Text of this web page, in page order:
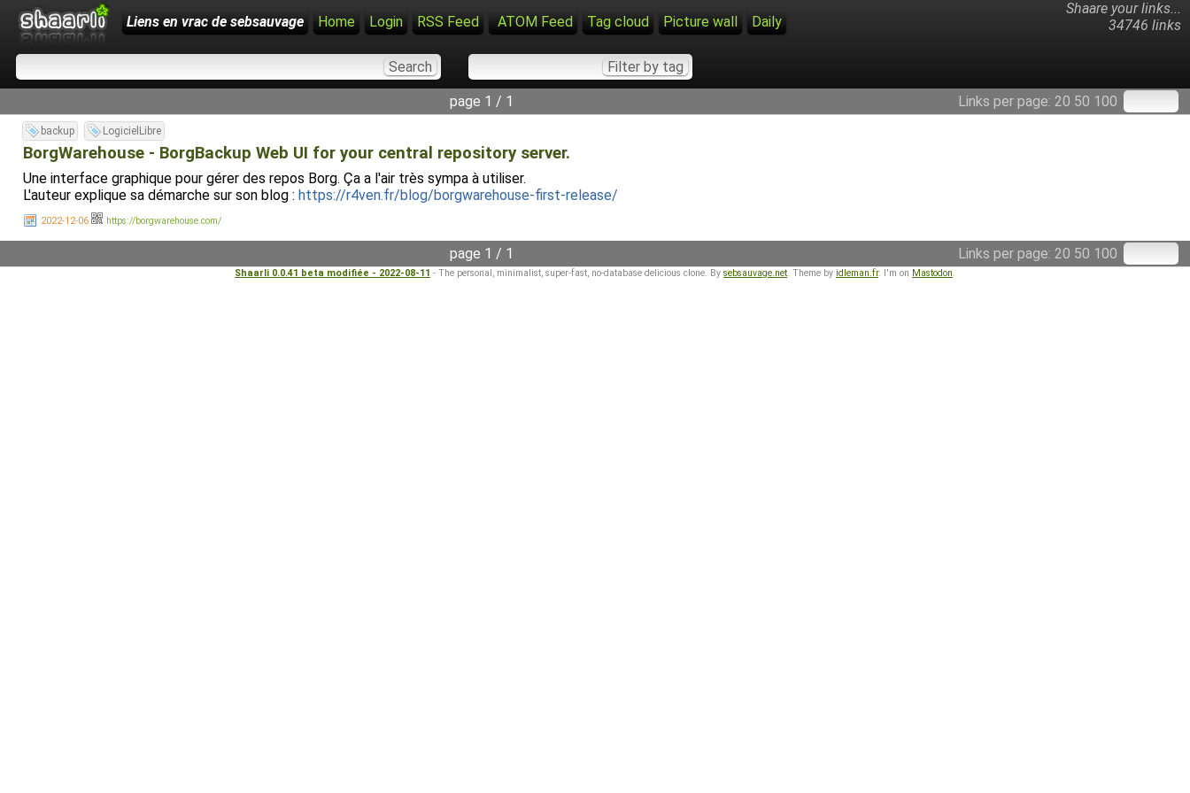
Shaare your links...
34746 links
Liens en vrac de sebsauvage Home Login RSS Feed ATOM Feed Tag cloud Picture wall Daily
Links per page: 20 50 100
page 1 / 1
backup LogicielLibre
BorgWarehouse - BorgBackup Web UI for your central repository server.
Une interface graphique pour gérer des repos Borg. Ça a l'air très sympa à utiliser.
L'auteur explique sa démarche sur son blog : https://r4ven.fr/blog/borgwarehouse-first-release/
2022-12-06 https://borgwarehouse.com/
Links per page: 20 50 100
page 1 / 1
Shaarli 0.0.41 beta modifiée - 2022-08-11 - The personal, minimalist, super-fast, no-database delicious clone. By sebsauvage.net. Theme by idleman.fr. I'm on Mastodon.